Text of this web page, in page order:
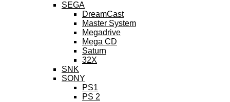
SEGA
DreamCast
Master System
Megadrive
Mega CD
Saturn
32X
SNK
SONY
PS1
PS 2